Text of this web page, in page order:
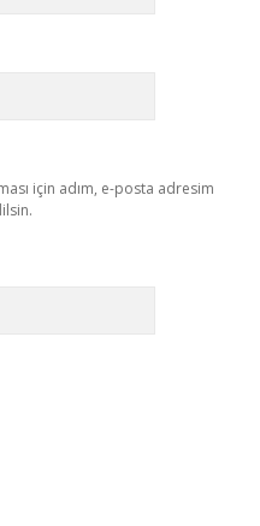
için adım, e-posta adresim